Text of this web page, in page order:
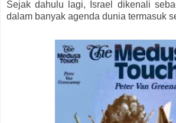
Sejak dahulu lagi, Israel dikenali
dalam banyak agenda dunia termasuk